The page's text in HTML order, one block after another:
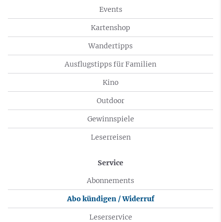
Events
Kartenshop
Wandertipps
Ausflugstipps für Familien
Kino
Outdoor
Gewinnspiele
Leserreisen
Service
Abonnements
Abo kündigen / Widerruf
Leserservice